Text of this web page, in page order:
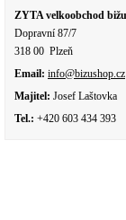
ZYTA velkoobchod
Dopravní 87/7
318 00 Plzeň
Email: info@bizushop.cz
Majitel: Josef Laštovka
Tel.: +420 603 434 393